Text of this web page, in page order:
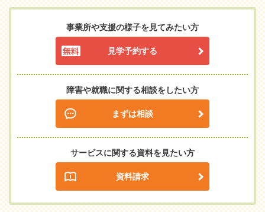
事業所や支援の様子を見てみたい方
見学予約する
障害や就職に関する相談をしたい方
まずは相談
サービスに関する資料を見たい方
資料請求